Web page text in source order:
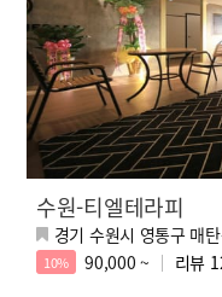
수원-티엘테라피
경기 수원시 영통구 매
10% 90,000 ~ 리뷰